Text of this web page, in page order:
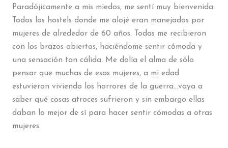
Paradójicamente a mis miedos, me sentí muy bienvenida.
Todos los hostels donde me alojé eran manejados por
mujeres de alrededor de 60 años. Todas me recibieron
con los brazos abiertos, haciéndome sentir cómoda y
una sensación tan cálida. Me dolía el alma de sólo
pensar que muchas de esas mujeres, a mi edad
estuvieron viviendo los horrores de la guerra…vaya a
saber qué cosas atroces sufrieron y sin embargo ellas
daban lo mejor de sí para hacer sentir cómodas a otras
mujeres.